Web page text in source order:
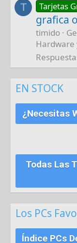
T Tarjetas
grafica
timido
Hardware
EN STOCK
¿Necesitas
Todas Las
Los PCs
Índice PCs